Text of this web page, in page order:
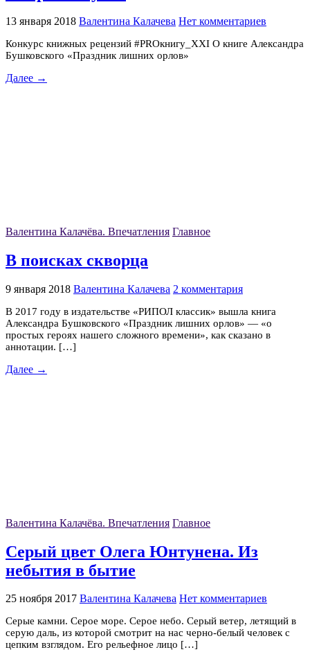
13 января 2018 Валентина Калачева Нет комментариев
Конкурс книжных рецензий #PROкнигу_XXI О книге Александра
Бушковского «Праздник лишних орлов»
Далее →
Валентина Калачёва. Впечатления Главное
В поисках скворца
9 января 2018 Валентина Калачева 2 комментария
В 2017 году в издательстве «РИПОЛ классик» вышла книга
Александра Бушковского «Праздник лишних орлов» — «о
простых героях нашего сложного времени», как сказано в
аннотации. […]
Далее →
Валентина Калачёва. Впечатления Главное
Серый цвет Олега Юнтунена. Из
небытия в бытие
25 ноября 2017 Валентина Калачева Нет комментариев
Серые камни. Серое море. Серое небо. Серый ветер, летящий в
серую даль, из которой смотрит на нас черно-белый человек с
цепким взглядом. Его рельефное лицо […]